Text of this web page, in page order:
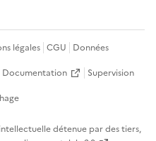
légales CGU
Données
Documentation
Supervision
détenue par des tiers,